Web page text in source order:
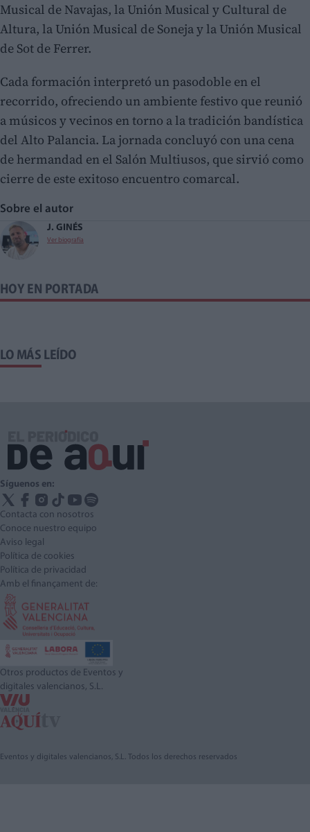
Musical de Navajas, la Unión Musical y Cultural de
Altura, la Unión Musical de Soneja y la Unión Musical
de Sot de Ferrer.
Cada formación interpretó un pasodoble en el
recorrido, ofreciendo un ambiente festivo que reunió
a músicos y vecinos en torno a la tradición bandística
del Alto Palancia. La jornada concluyó con una cena
de hermandad en el Salón Multiusos, que sirvió como
cierre de este exitoso encuentro comarcal.
Sobre el autor
J. GINÉS
Ver biografía
HOY EN PORTADA
LO MÁS LEÍDO
Síguenos en:
Contacta con nosotros
Conoce nuestro equipo
Aviso legal
Política de cookies
Política de privacidad
Amb el finançament de:
Otros productos de Eventos y
digitales valencianos, S.L.
Eventos y digitales valencianos, S.L. Todos los derechos reservados